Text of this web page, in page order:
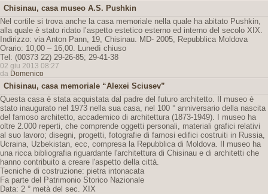
Chisinau, casa museo A.S. Pushkin
Nel cortile si trova anche la casa memoriale nella quale ha abitato Pushkin,
alla quale è stato ridato l’aspetto estetico esterno ed interno del secolo XIX.
Indirizzo: via Anton Pann, 19, Chisinau. MD- 2005, Repubblica Moldova
Orario: 10,00 – 16,00. Lunedì chiuso
Tel: (00373 22) 29-26-85; 29-41-38
02 giu 2013 08:27
da Domenico
Chisinau, casa memoriale “Alexei Sciusev”
Questa casa è stata acquistata dal padre del futuro architetto. Il museo è
stato inaugurato nel 1973 nella sua casa, nel 100 ° anniversario della nascita
del famoso architetto, accademico di architettura (1873-1949). I museo ha
oltre 2.000 reperti, che comprende oggetti personali, materiali grafici relativi
al suo lavoro; disegni, progetti, fotografie di famosi edifici costruiti in Russia,
Ucraina, Uzbekistan, ecc, compresa la Repubblica di Moldova. Il museo ha
una ricca bibliografia riguardante l'architettura di Chisinau e di architetti che
hanno contribuito a creare l'aspetto della città.
Tecniche di costruzione: pietra intonacata
Fa parte del Patrimonio Storico Nazionale
Data: 2 ° metà del sec. XIX